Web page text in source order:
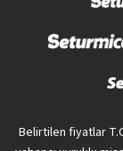
Belirtilen fiyatlar